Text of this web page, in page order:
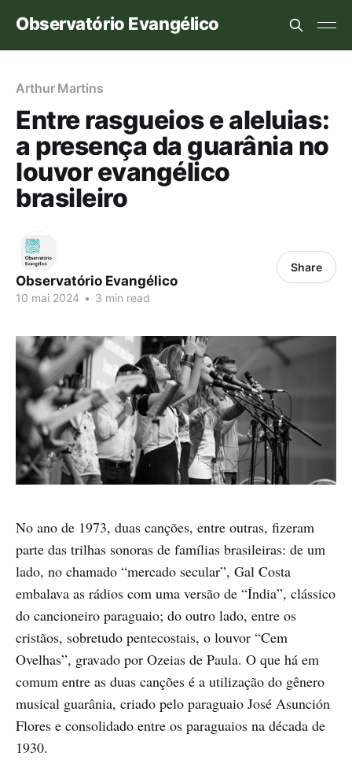
Observatório Evangélico
Arthur Martins
Entre rasgueios e aleluias:
a presença da guarânia no
louvor evangélico
brasileiro
Observatório Evangélico
10 mai 2024 • 3 min read
Share
No ano de 1973, duas canções, entre outras, fizeram
parte das trilhas sonoras de famílias brasileiras: de um
lado, no chamado “mercado secular”, Gal Costa
embalava as rádios com uma versão de “Índia”, clássico
do cancioneiro paraguaio; do outro lado, entre os
cristãos, sobretudo pentecostais, o louvor “Cem
Ovelhas”, gravado por Ozeias de Paula. O que há em
comum entre as duas canções é a utilização do gênero
musical guarânia, criado pelo paraguaio José Asunción
Flores e consolidado entre os paraguaios na década de
1930.